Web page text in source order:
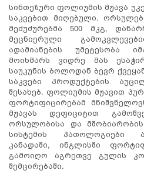
სინთეზური ფოლიუმის მჟავა
საკვებით მიღებული.
მეძუძურებმა 500 მკგ,
მეცნიერული
ადამიანების უმეტესობა
მოიხმარს ვიდრე მას
საუკუნის ბოლოდან ბევრ
საკვები პროდუქტების
შესახებ. ფოლიუმის მჟავით
ფორტიფიცირებამ
მჟავას დეფიციტით
ორსულობისა და
სისტემის პათოლოგიები
კანადაში, ინგლისში
გამოიღო აგრეთვე გულის
შემცირებაში.